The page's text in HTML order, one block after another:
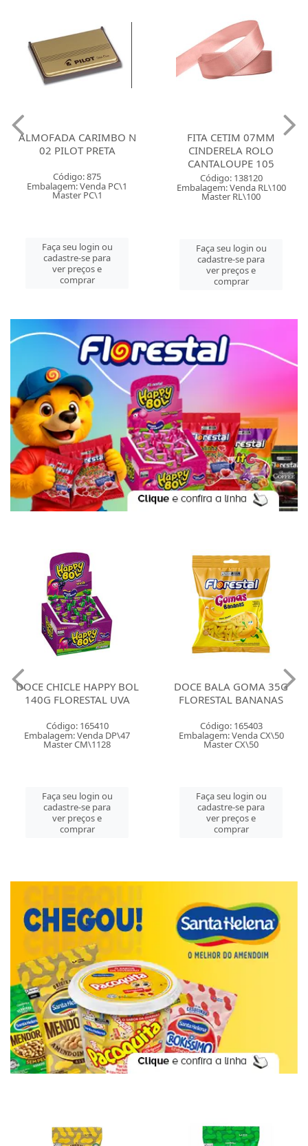
ALMOFADA CARIMBO N
02 PILOT PRETA
Código: 875
Embalagem: Venda PC\1
Master PC\1
Faça seu login ou
cadastre-se para
ver preços e
comprar
FITA CETIM 07MM
CINDERELA ROLO
CANTALOUPE 105
Código: 138120
Embalagem: Venda RL\100
Master RL\100
Faça seu login ou
cadastre-se para
ver preços e
comprar
DOCE CHICLE HAPPY BOL
140G FLORESTAL UVA
Código: 165410
Embalagem: Venda DP\47
Master CM\1128
Faça seu login ou
cadastre-se para
ver preços e
comprar
DOCE BALA GOMA 35G
FLORESTAL BANANAS
Código: 165403
Embalagem: Venda CX\50
Master CX\50
Faça seu login ou
cadastre-se para
ver preços e
comprar